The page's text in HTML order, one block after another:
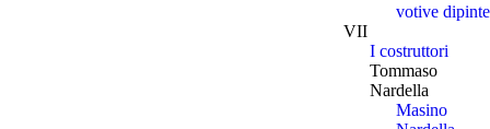
votive dipinte
VII
I costruttori
Tommaso
Nardella
Masino